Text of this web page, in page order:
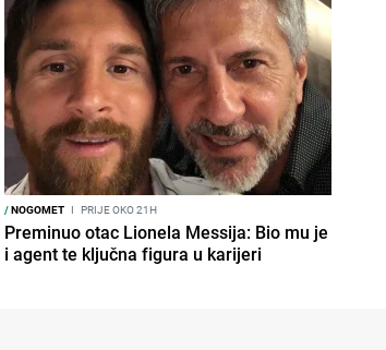
/NOGOMET I PRIJE OKO 21H
Preminuo otac Lionela Messija: Bio mu je
i agent te ključna figura u karijeri